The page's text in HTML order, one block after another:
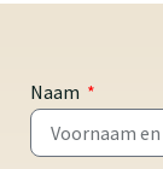
Naam